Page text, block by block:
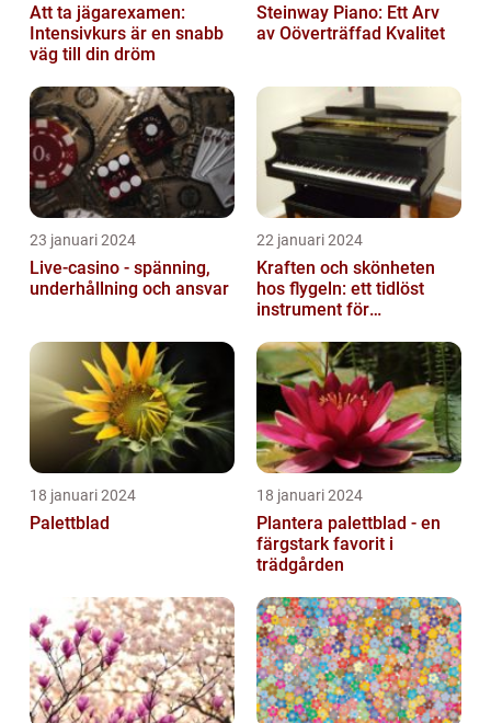
Att ta jägarexamen:
Intensivkurs är en snabb
väg till din dröm
Steinway Piano: Ett Arv
av Oöverträffad Kvalitet
23 januari 2024
Live-casino - spänning,
underhållning och ansvar
22 januari 2024
Kraften och skönheten
hos flygeln: ett tidlöst
instrument för
18 januari 2024
Palettblad
18 januari 2024
Plantera palettblad - en
färgstark favorit i
trädgården